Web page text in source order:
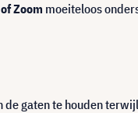
Zoom moeiteloos
gaten te houden